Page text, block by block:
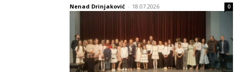
Nenad Drinjaković - 18.07.2026 0